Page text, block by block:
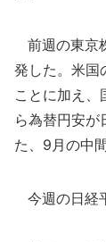
前週の東京
発した。米国
ことに加え、
ら為替円安が
た、9月の中
今週の日経